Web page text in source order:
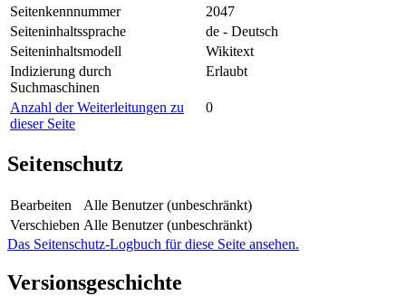
Seitenkennnummer
2047
Seiteninhaltssprache
de - Deutsch
Seiteninhaltsmodell
Wikitext
Indizierung durch
Suchmaschinen
Erlaubt
Anzahl der Weiterleitungen zu
dieser Seite
0
Seitenschutz
Bearbeiten
Alle Benutzer (unbeschränkt)
Verschieben Alle Benutzer (unbeschränkt)
Das Seitenschutz-Logbuch für diese Seite ansehen.
Versionsgeschichte